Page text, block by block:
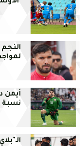
أيمن
نسبة